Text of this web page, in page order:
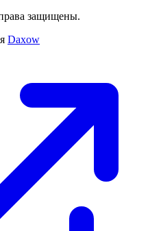
защищены.
Daxow